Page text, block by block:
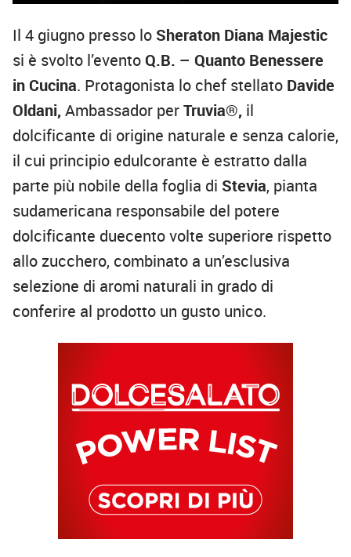
Il 4 giugno presso lo Sheraton Diana Majestic
si è svolto l’evento Q.B. – Quanto Benessere
in Cucina. Protagonista lo chef stellato Davide
Oldani, Ambassador perTruvia®, il
dolcificante di origine naturale e senza calorie,
il cui principio edulcorante è estratto dalla
parte più nobile della foglia di Stevia, pianta
sudamericana responsabile del potere
dolcificante duecento volte superiore rispetto
allo zucchero, combinato a un’esclusiva
selezione di aromi naturali in grado di
conferire al prodotto un gusto unico.